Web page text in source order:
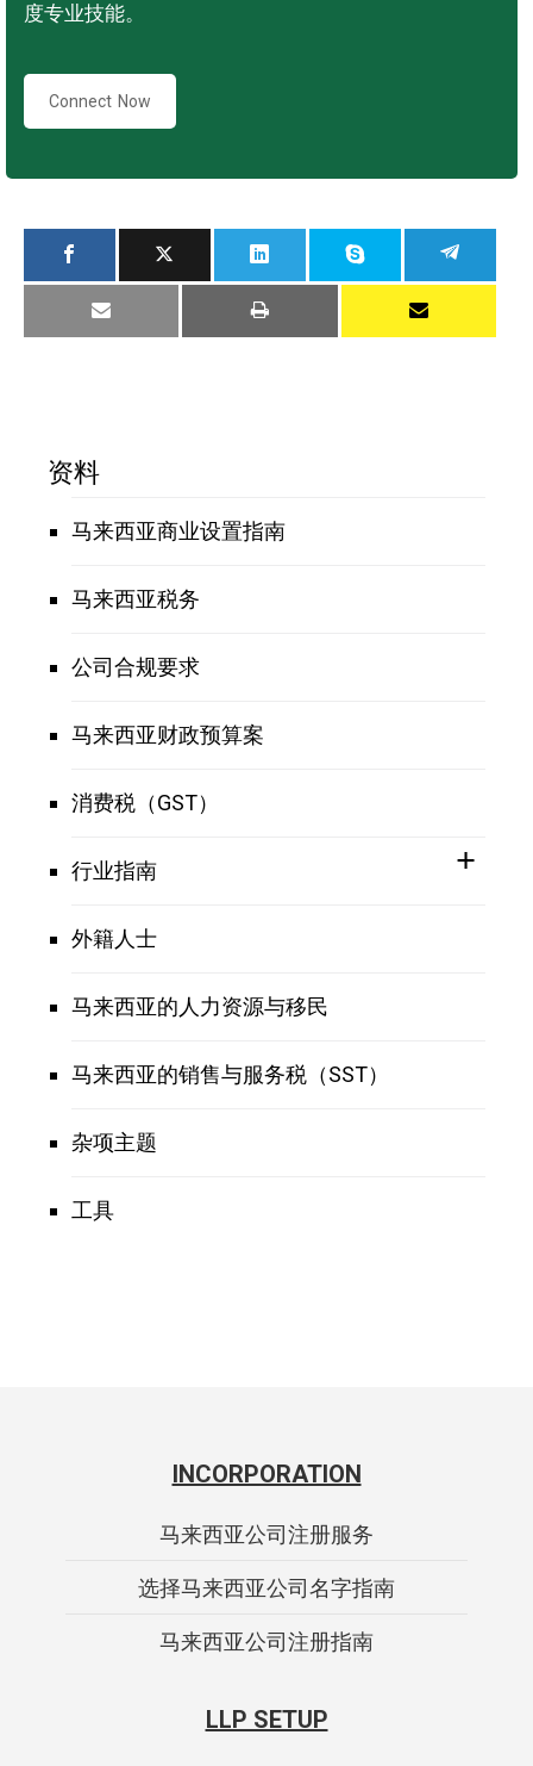
度专业技能。
Connect Now
资料
马来西亚商业设置指南
马来西亚税务
公司合规要求
马来西亚财政预算案
消费税（GST）
行业指南
外籍人士
马来西亚的人力资源与移民
马来西亚的销售与服务税（SST）
杂项主题
工具
INCORPORATION
马来西亚公司注册服务
选择马来西亚公司名字指南
马来西亚公司注册指南
LLP SETUP